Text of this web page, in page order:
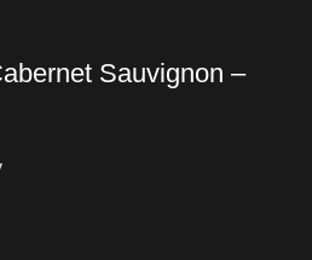
Sauvignon –